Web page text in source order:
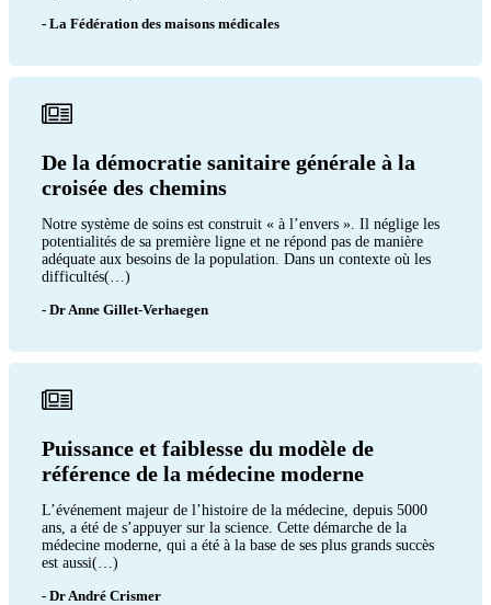
- La Fédération des maisons médicales
De la démocratie sanitaire générale à la
croisée des chemins
Notre système de soins est construit « à l’envers ». Il néglige les
potentialités de sa première ligne et ne répond pas de manière
adéquate aux besoins de la population. Dans un contexte où les
difficultés(…)
- Dr Anne Gillet-Verhaegen
Puissance et faiblesse du modèle de
référence de la médecine moderne
L’événement majeur de l’histoire de la médecine, depuis 5000
ans, a été de s’appuyer sur la science. Cette démarche de la
médecine moderne, qui a été à la base de ses plus grands succès
est aussi(…)
- Dr André Crismer